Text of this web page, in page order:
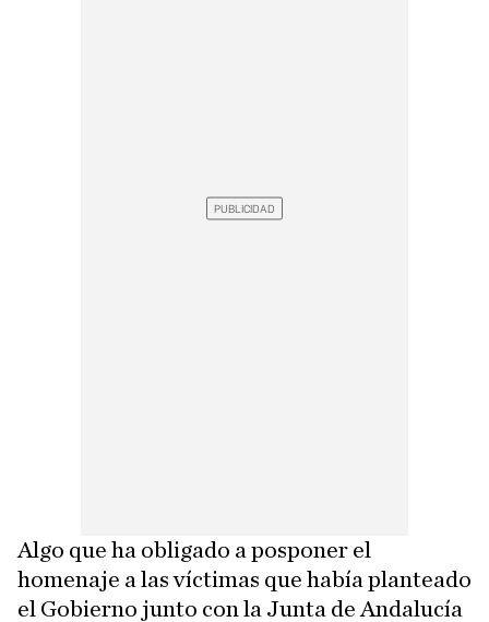
Algo que ha obligado a posponer el
homenaje a las víctimas que había planteado
el Gobierno junto con la Junta de Andalucía